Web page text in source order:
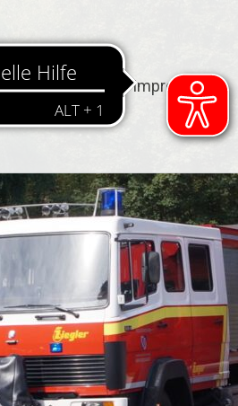
Kontakt Impressum